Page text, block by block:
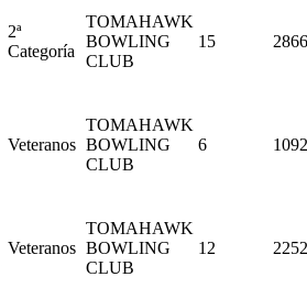
2ª
Categoría
TOMAHAWK
BOWLING
CLUB
15 2866
Veteranos
TOMAHAWK
BOWLING
CLUB
6 1092
Veteranos
TOMAHAWK
BOWLING
CLUB
12 2252